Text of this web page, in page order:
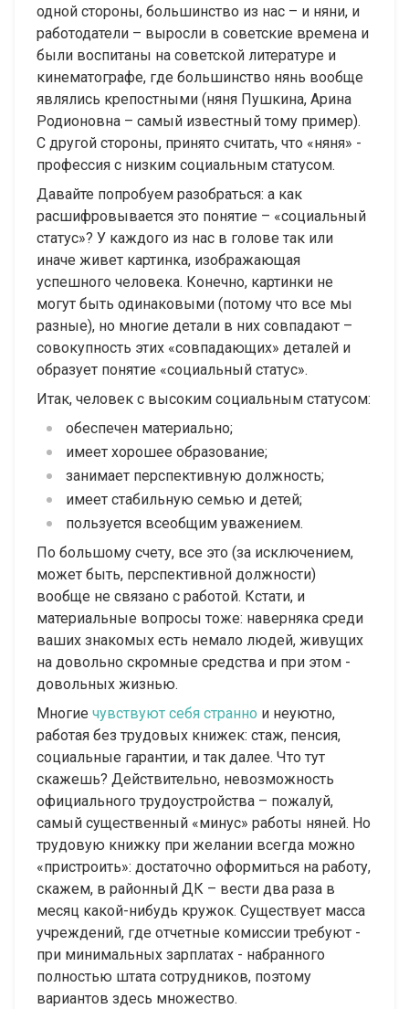
одной стороны, большинство из нас – и няни, и
работодатели – выросли в советские времена и
были воспитаны на советской литературе и
кинематографе, где большинство нянь вообще
являлись крепостными (няня Пушкина, Арина
Родионовна – самый известный тому пример).
С другой стороны, принято считать, что «няня» -
профессия с низким социальным статусом.
Давайте попробуем разобраться: а как
расшифровывается это понятие – «социальный
статус»? У каждого из нас в голове так или
иначе живет картинка, изображающая
успешного человека. Конечно, картинки не
могут быть одинаковыми (потому что все мы
разные), но многие детали в них совпадают –
совокупность этих «совпадающих» деталей и
образует понятие «социальный статус».
Итак, человек с высоким социальным статусом:
обеспечен материально;
имеет хорошее образование;
занимает перспективную должность;
имеет стабильную семью и детей;
пользуется всеобщим уважением.
По большому счету, все это (за исключением,
может быть, перспективной должности)
вообще не связано с работой. Кстати, и
материальные вопросы тоже: наверняка среди
ваших знакомых есть немало людей, живущих
на довольно скромные средства и при этом -
довольных жизнью.
Многие чувствуют себя странно и неуютно,
работая без трудовых книжек: стаж, пенсия,
социальные гарантии, и так далее. Что тут
скажешь? Действительно, невозможность
официального трудоустройства – пожалуй,
самый существенный «минус» работы няней. Но
трудовую книжку при желании всегда можно
«пристроить»: достаточно оформиться на работу,
скажем, в районный ДК – вести два раза в
месяц какой-нибудь кружок. Существует масса
учреждений, где отчетные комиссии требуют -
при минимальных зарплатах - набранного
полностью штата сотрудников, поэтому
вариантов здесь множество.